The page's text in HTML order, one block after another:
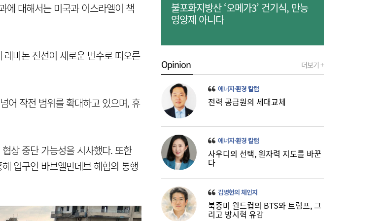
에 대해서는 미국과 이스라엘이 책
레바논 전선이 새로운 변수로 떠오른
어 작전 범위를 확대하고 있으며, 휴
상 중단 가능성을 시사했다. 또한
입구인 바브엘만데브 해협의 통행
19:24
금호석화, 2분기 영업익 5배 급증…3분기 수
익성은 ‘글쎄’
19:20
‘적자 전환’
불포화지방산 ‘오메가3’ 건기식, 만능
영양제 아니다
Opinion 더보기 +
에너지·환경 칼럼
전력 공급원의 세대교체
에너지·환경 칼럼
사우디의 선택, 원자력 지도를 바꾼
다
김병헌의 체인지
북중미 월드컵의 BTS와 트럼프, 그
리고 방시혁 유감